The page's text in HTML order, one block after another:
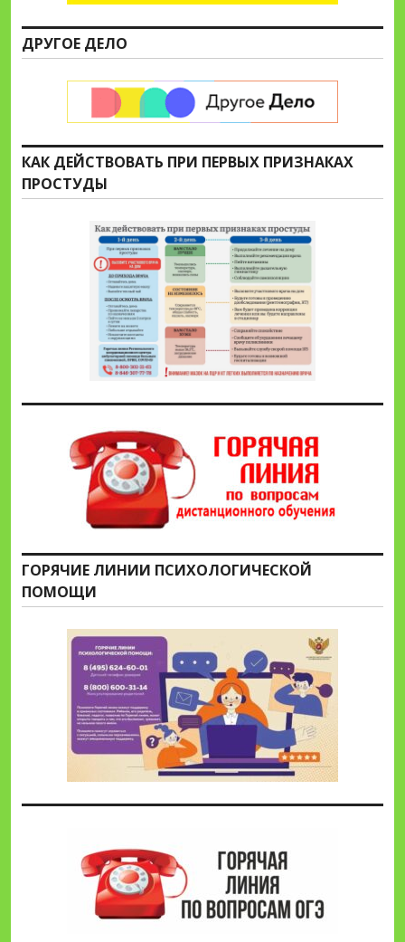
ДРУГОЕ ДЕЛО
КАК ДЕЙСТВОВАТЬ ПРИ ПЕРВЫХ ПРИЗНАКАХ
ПРОСТУДЫ
ГОРЯЧИЕ ЛИНИИ ПСИХОЛОГИЧЕСКОЙ
ПОМОЩИ